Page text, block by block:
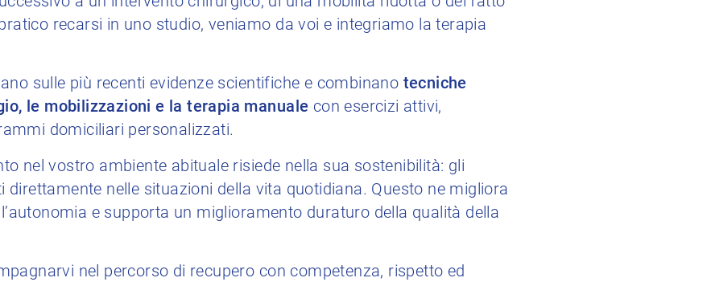
recarsi in uno studio, veniamo da voi e integriamo la terapia
sulle più recenti evidenze scientifiche e combinano tecniche
le mobilizzazioni e la terapia manuale con esercizi attivi,
domiciliari personalizzati.
nel vostro ambiente abituale risiede nella sua sostenibilità: gli
direttamente nelle situazioni della vita quotidiana. Questo ne migliora
e supporta un miglioramento duraturo della qualità della
nel percorso di recupero con competenza, rispetto ed